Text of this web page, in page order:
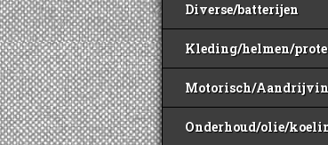
Diverse/batterijen
Kleding/helmen/
Motorisch/
Onderhoud/olie/